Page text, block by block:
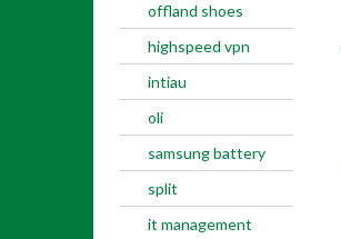
offland shoes
highspeed vpn
intiau
oli
samsung battery
split
it management